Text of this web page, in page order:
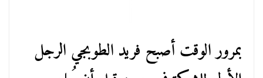
بمرور الوقت أصبح فريد الطوبجي الرجل